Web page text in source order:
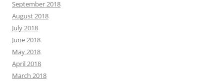
September 2018
August 2018
July 2018
June 2018
May 2018
April 2018
March 2018